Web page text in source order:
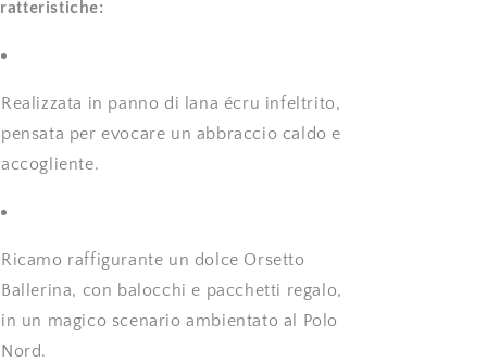
Realizzata in panno di lana écru infeltrito,
pensata per evocare un abbraccio caldo e
accogliente.
Ricamo raffigurante un dolce Orsetto
Ballerina, con balocchi e pacchetti regalo,
in un magico scenario ambientato al Polo
Nord.